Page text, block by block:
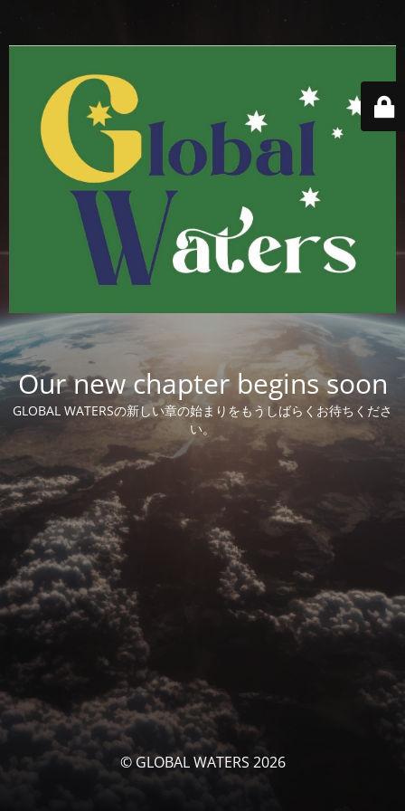
Our new chapter begins soon
GLOBAL WATERSの新しい章の始まりをもうしばらくお待ちくださ
い。
© GLOBAL WATERS 2026